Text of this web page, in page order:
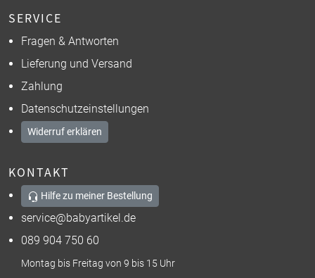
SERVICE
Fragen & Antworten
Lieferung und Versand
Zahlung
Datenschutzeinstellungen
Widerruf erklären
KONTAKT
Hilfe zu meiner Bestellung
service@babyartikel.de
089 904 750 60
Montag bis Freitag von 9 bis 15 Uhr